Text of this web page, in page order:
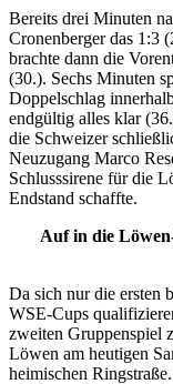
Bereits drei Minuten
Cronenberger das 1:3
brachte dann die
(30.). Sechs Minuten
Doppelschlag
endgültig alles klar
die Schweizer
Neuzugang Marco
Schlusssirene für die
Endstand schaffte.
Auf in die
Da sich nur die ersten
WSE-Cups
zweiten Gruppenspiel
Löwen am heutigen
heimischen